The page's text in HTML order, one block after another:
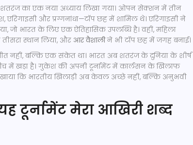
शतरंज का एक नया अध्याय लिखा गया। ओपन सेक्शन में तीन
और प्रग्गनांधा—टॉप छह में शामिल थे। एरिगाइसी ने
जो भारत के लिए एक ऐतिहासिक उपलब्धि है। वहीं, महिला
स्थान लिया, और आर वैशालीने भी टॉप छह में जगह बनाई।
नहीं, बल्कि एक संकेत था। भारत अब शतरंज के दुनिया के शीर्ष
में खड़ा है। गुकेश की अपनी टूर्नामेंट में कार्लसन के खिलाफ
कि भारतीय खिलाड़ी अब केवल अच्छे नहीं, बल्कि अनुभवी
टूर्नामेंट मेरा आखिरी शब्द